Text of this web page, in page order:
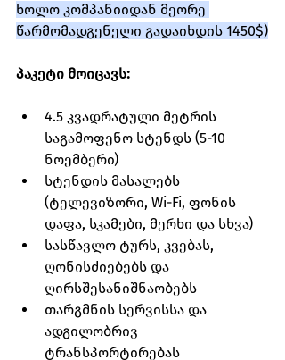
ხოლო კომპანიიდან მეორე
წარმომადგენელი გადაიხდის 1450$)
პაკეტი მოიცავს:
4.5 კვადრატული მეტრის
საგამოფენო სტენდს (5-10
ნოემბერი)
სტენდის მასალებს
(ტელევიზორი, Wi-Fi, ფონის
დაფა, სკამები, მერხი და სხვა)
სასწავლო ტურს, კვებას,
ღონისძიებებს და
ღირსშესანიშნაობებს
თარგმნის სერვისსა და
ადგილობრივ
ტრანსპორტირებას